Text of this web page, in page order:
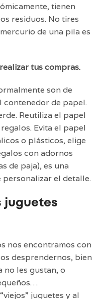
tienen
residuos. No tires
de una pila es
tus compras.
son de
contenedor de papel.
Reutiliza el papel
Evita el papel
o plásticos, elige
con adornos
de paja), es una
el detalle.
juguetes
nos encontramos con
desprendernos, bien
no les gustan, o
juguetes y al